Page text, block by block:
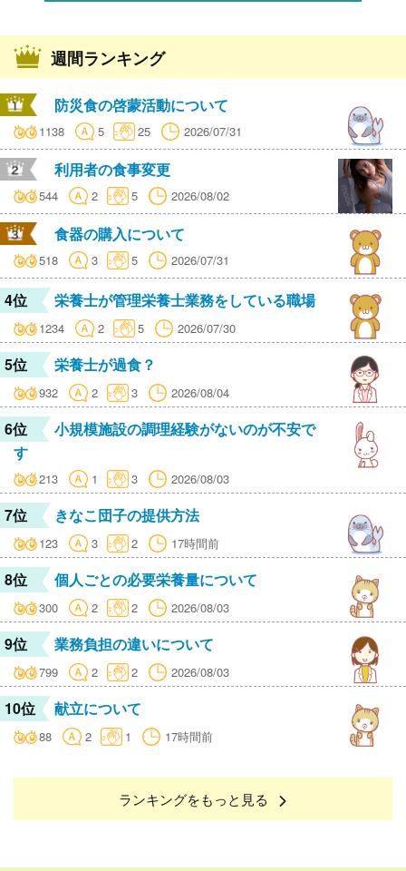
週間ランキング
防災食の啓蒙活動について
1138 5 25 2026/07/31
利用者の食事変更
544 2 5 2026/08/02
食器の購入について
518 3 5 2026/07/31
4位 栄養士が管理栄養士業務をしている職場
1234 2 5 2026/07/30
5位 栄養士が過食？
932 2 3 2026/08/04
6位
小規模施設の調理経験がないのが不安で
す
213 1 3 2026/08/03
7位 きなこ団子の提供方法
123 3 2 17時間前
8位 個人ごとの必要栄養量について
300 2 2 2026/08/03
9位 業務負担の違いについて
799 2 2 2026/08/03
10位 献立について
88 2 1 17時間前
ランキングをもっと見る